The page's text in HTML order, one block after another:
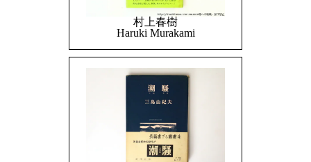
村上春樹
Haruki Murakami